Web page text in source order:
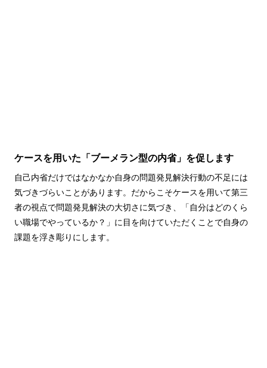
ケースを用いた「ブーメラン型の内省」を促します
自己内省だけではなかなか自身の問題発見解決行動の不足には
気づきづらいことがあります。だからこそケースを用いて第三
者の視点で問題発見解決の大切さに気づき、「自分はどのくら
い職場でやっているか？」に目を向けていただくことで自身の
課題を浮き彫りにします。